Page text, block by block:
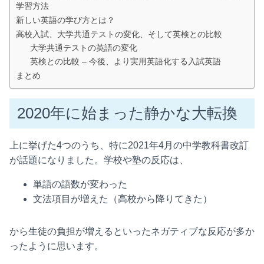
学習方法
新しい英語の学び方とは？
高校入試、大学共通テストの変化、そして英検との比較
大学共通テストの英語の変化
英検との比較 – 今後、より実用英語化する入試英語
まとめ
2020年に始まった静かな大転換
上に挙げた4つのうち、特に2021年4月の中学教科書改訂
が話題になりました。学校や塾の反応は、
単語の語数が変わった
文法項目が増えた（高校から降りてきた）
から生徒の負担が増えるといったネガティブな反応が多か
ったように思います。